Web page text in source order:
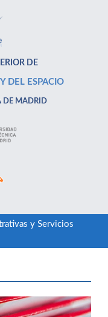
DE
DEL ESPACIO
DE MADRID
y Servicios